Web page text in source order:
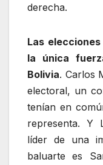
derecha.
Las
la única
Bolivia. Carlos
electoral, un
tenían en
representa. Y
líder de una
baluarte es